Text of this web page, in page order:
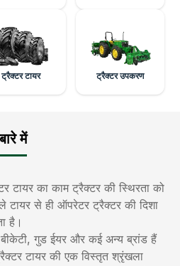
ट्रैक्टर टायर ट्रैक्टर उपकरण
में
का काम ट्रैक्टर की स्थिरता को
से ही ऑपरेटर ट्रैक्टर की दिशा
है।
गुड ईयर और कई अन्य ब्रांड हैं
टायर की एक विस्तृत श्रृंखला